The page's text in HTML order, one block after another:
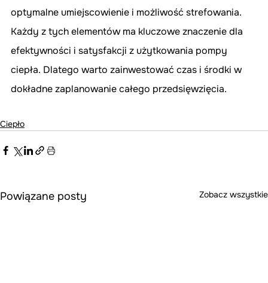
optymalne umiejscowienie i możliwość strefowania.
Każdy z tych elementów ma kluczowe znaczenie dla
efektywności i satysfakcji z użytkowania pompy
ciepła. Dlatego warto zainwestować czas i środki w
dokładne zaplanowanie całego przedsięwzięcia.
Ciepło
Powiązane posty Zobacz wszystkie